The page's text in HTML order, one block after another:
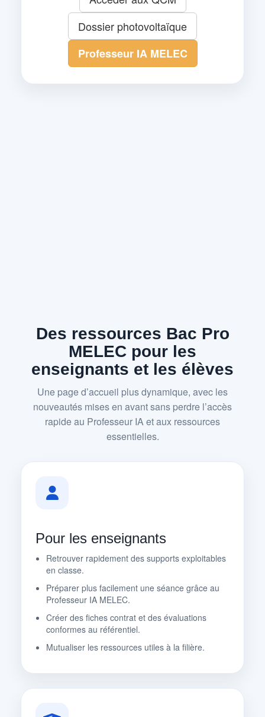
Dossier photovoltaïque
Professeur IA MELEC
Des ressources Bac Pro
MELEC pour les
enseignants et les élèves
Une page d’accueil plus dynamique, avec les
nouveautés mises en avant sans perdre l’accès
rapide au Professeur IA et aux ressources
essentielles.
Pour les enseignants
Retrouver rapidement des supports exploitables
en classe.
Préparer plus facilement une séance grâce au
Professeur IA MELEC.
Créer des fiches contrat et des évaluations
conformes au référentiel.
Mutualiser les ressources utiles à la filière.